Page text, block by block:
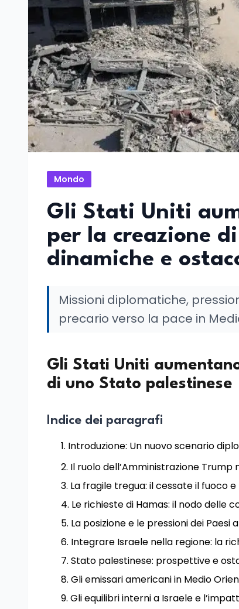
Mondo
Gli Stati Uniti
per la creazione
dinamiche e
Missioni diplomatiche,
precario verso la pace in
Gli Stati Uniti
di uno Stato palestinese
Indice dei paragrafi
Introduzione: Un nuovo scenario
Il ruolo dell’Amministrazione Trump
La fragile tregua: il cessate il fuoco e
Le richieste di Hamas: il nodo delle
La posizione e le pressioni dei Paesi
Integrare Israele nella regione: la
Stato palestinese: prospettive e
Gli emissari americani in Medio
Gli equilibri interni a Israele e